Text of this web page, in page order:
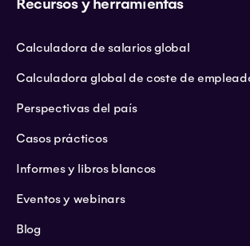
Recursos y herramientas
Calculadora de salarios global
Calculadora global de coste de
Perspectivas del país
Casos prácticos
Informes y libros blancos
Eventos y webinars
Blog